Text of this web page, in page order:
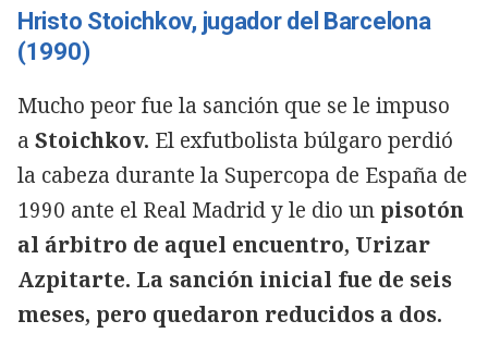
Hristo Stoichkov, jugador del Barcelona
(1990)
Mucho peor fue la sanción que se le impuso
a Stoichkov. El exfutbolista búlgaro perdió
la cabeza durante la Supercopa de España de
1990 ante el Real Madrid y le dio un pisotón
al árbitro de aquel encuentro, Urizar
Azpitarte. La sanción inicial fue de seis
meses, pero quedaron reducidos a dos.